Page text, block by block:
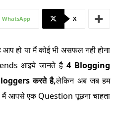
WhatsApp X
आप हो या मैं कोई भी असफल नही होना
आइये जानते है4 Blogging
करते है,लेकिन अब जब हम
मैं आपसे एक Question पूछना चाहता